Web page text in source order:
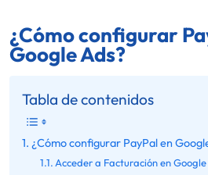
¿Cómo configurar
Google Ads?
Tabla de contenidos
¿Cómo configurar PayPal en
Acceder a Facturación en